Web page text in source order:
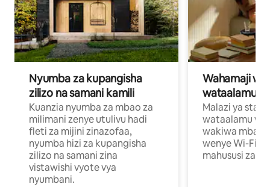
Nyumba za kupangisha
zilizo na samani kamili
Kuanzia nyumba za mbao za
milimani zenye utulivu hadi
fleti za mijini zinazofaa,
nyumba hizi za kupangisha
zilizo na samani zina
vistawishi vyote vya
nyumbani.
Wahamaji
wataalamu
Malazi ya
wataalamu
wakiwa mbali
wenye Wi-Fi
mahususi za